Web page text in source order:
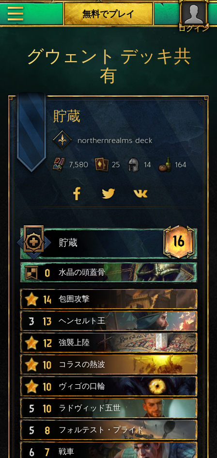
ログイン
無料でプレイ
グウェント デッキ共
有
貯蔵
northernrealmsdeck
7,580 25 14 164
貯蔵 16
0 水晶の頭蓋骨
14 包囲攻撃
3 13 ヘンセルト王
12 強襲上陸
10 コラスの熱波
10 ヴィゴの口輪
5 10 ラドヴィッド五世
5 8 フォルテスト・プライド
6 7 戦車